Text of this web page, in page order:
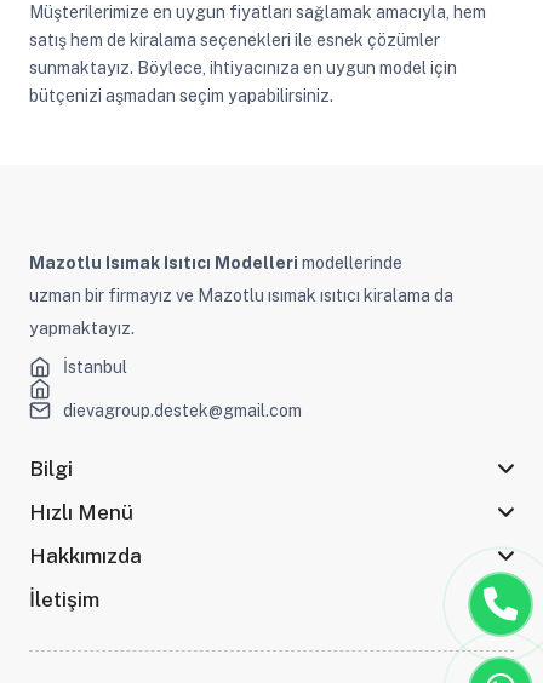
Müşterilerimize en uygun fiyatları sağlamak amacıyla, hem
satış hem de kiralama seçenekleri ile esnek çözümler
sunmaktayız. Böylece, ihtiyacınıza en uygun model için
bütçenizi aşmadan seçim yapabilirsiniz.
Mazotlu Isımak Isıtıcı Modelleri modellerinde
uzman bir firmayız ve Mazotlu ısımak ısıtıcı kiralama da
yapmaktayız.
İstanbul
dievagroup.destek@gmail.com
Bilgi
Hızlı Menü
Hakkımızda
İletişim